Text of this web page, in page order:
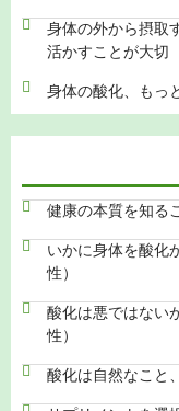
身体の外から摂取
活かすことが大切
身体の酸化、もっ
健康の本質を知る
いかに身体を酸化
性）
酸化は悪ではない
性）
酸化は自然なこと